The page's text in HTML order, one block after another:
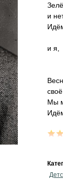
и
и я,
Мы